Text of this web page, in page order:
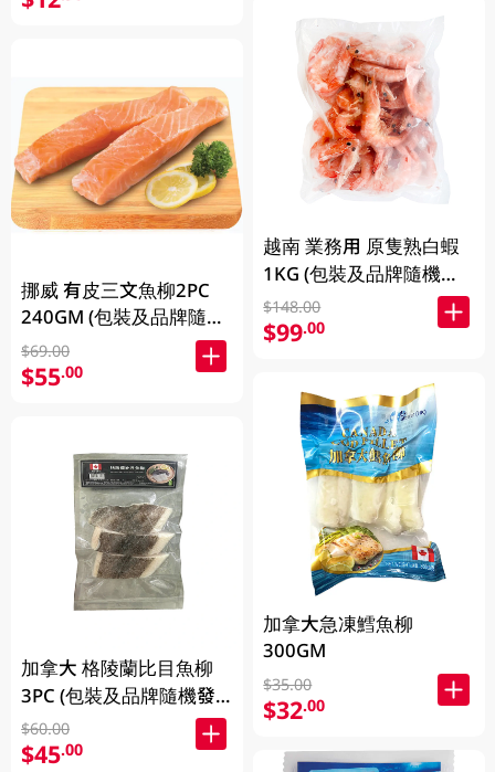
挪威 有皮三文魚柳2PC
240GM (包裝及品牌隨機
發放)
$69.00
$55.00
加拿大 格陵蘭比目魚柳
3PC (包裝及品牌隨機發
放)
$60.00
$45.00
越南 業務用 原隻熟白蝦
1KG (包裝及品牌隨機發
放)
$148.00
$99.00
加拿大急凍鱈魚柳
300GM
$35.00
$32.00